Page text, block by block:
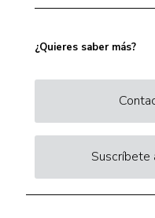
¿Quieres saber más?